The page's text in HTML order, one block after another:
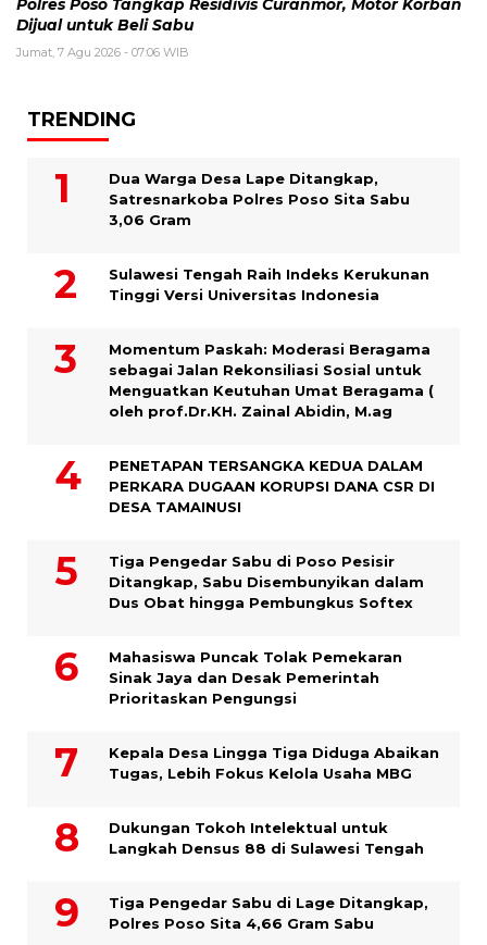
Polres Poso Tangkap Residivis Curanmor, Motor Korban
Dijual untuk Beli Sabu
Jumat, 7 Agu 2026 - 07:06 WIB
TRENDING
Dua Warga Desa Lape Ditangkap,
Satresnarkoba Polres Poso Sita Sabu
3,06 Gram
Sulawesi Tengah Raih Indeks Kerukunan
Tinggi Versi Universitas Indonesia
Momentum Paskah: Moderasi Beragama
sebagai Jalan Rekonsiliasi Sosial untuk
Menguatkan Keutuhan Umat Beragama (
oleh prof.Dr.KH. Zainal Abidin, M.ag
PENETAPAN TERSANGKA KEDUA DALAM
PERKARA DUGAAN KORUPSI DANA CSR DI
DESA TAMAINUSI
Tiga Pengedar Sabu di Poso Pesisir
Ditangkap, Sabu Disembunyikan dalam
Dus Obat hingga Pembungkus Softex
Mahasiswa Puncak Tolak Pemekaran
Sinak Jaya dan Desak Pemerintah
Prioritaskan Pengungsi
Kepala Desa Lingga Tiga Diduga Abaikan
Tugas, Lebih Fokus Kelola Usaha MBG
Dukungan Tokoh Intelektual untuk
Langkah Densus 88 di Sulawesi Tengah
Tiga Pengedar Sabu di Lage Ditangkap,
Polres Poso Sita 4,66 Gram Sabu